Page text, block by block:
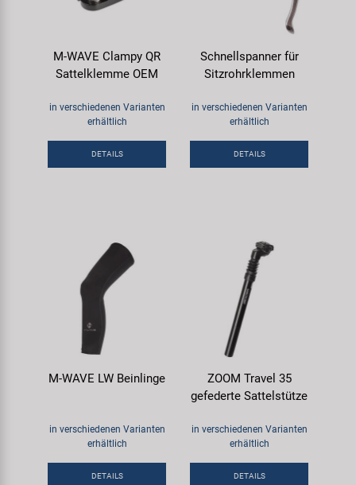
M-WAVE Clampy QR
Sattelklemme OEM
in verschiedenen Varianten
erhältlich
DETAILS
Schnellspanner für
Sitzrohrklemmen
in verschiedenen Varianten
erhältlich
DETAILS
M-WAVE LW Beinlinge
in verschiedenen Varianten
erhältlich
DETAILS
ZOOM Travel 35
gefederte Sattelstütze
in verschiedenen Varianten
erhältlich
DETAILS